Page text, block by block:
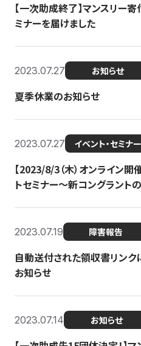
【一次助成終了】マンスリー
ミナーを届けました
2023.07.27 お知らせ
夏季休業のお知らせ
2023.07.27 イベント・セミナー
【2023/8/3（木）オンライン開
トセミナー〜新コングラント
2023.07.19 障害報告
自動送付された領収書リン
お知らせ
2023.07.14 お知らせ